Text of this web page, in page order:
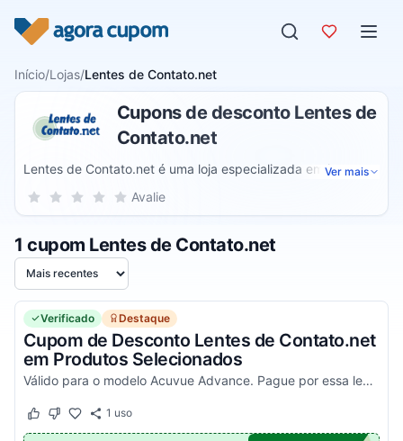
Início/Lojas/Lentes de Contato.net
Cupons de desconto Lentes de
Contato.net
Lentes de Contato.net é uma loja especializada em lentes
de contato com e sem grau. A lista de produtos oferecida
de descarte diário, mensal ou anual, solução de limpeza e
acessórios.
Ver mais
Sua nota para Lentes de Contato.net, de 1 a 5 estrelas
5 estrelas
4 estrelas
3 estrelas
2 estrelas
1 estrela Avalie
1 cupom Lentes de Contato.net
Ordenar por
Verificado Destaque
Cupom de Desconto Lentes de Contato.net
em Produtos Selecionados
Válido para o modelo Acuvue Advance. Pague por essa lente de contato apenas R$ 56,05 à vista ou R$ 59,00 em até 6x sem juros. Corra!
Este cupom funcionou
Este cupom não funcionou
1 uso